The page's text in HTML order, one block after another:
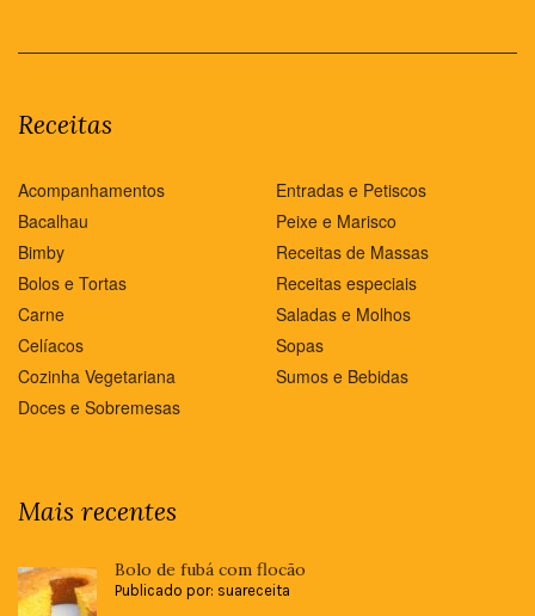
Receitas
Acompanhamentos
Bacalhau
Bimby
Bolos e Tortas
Carne
Celíacos
Cozinha Vegetariana
Doces e Sobremesas
Entradas e Petiscos
Peixe e Marisco
Receitas de Massas
Receitas especiais
Saladas e Molhos
Sopas
Sumos e Bebidas
Mais recentes
Bolo de fubá com flocão
Publicado por: suareceita